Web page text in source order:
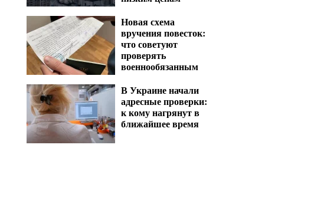
Новая схема
вручения повесток:
что советуют
проверять
военнообязанным
В Украине начали
адресные проверки:
к кому нагрянут в
ближайшее время